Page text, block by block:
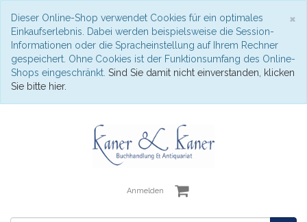
×
Dieser Online-Shop verwendet Cookies für ein optimales
Einkaufserlebnis. Dabei werden beispielsweise die Session-
Informationen oder die Spracheinstellung auf Ihrem Rechner
gespeichert. Ohne Cookies ist der Funktionsumfang des Online-
Shops eingeschränkt. Sind Sie damit nicht einverstanden, klicken
Sie bitte hier.
Anmelden